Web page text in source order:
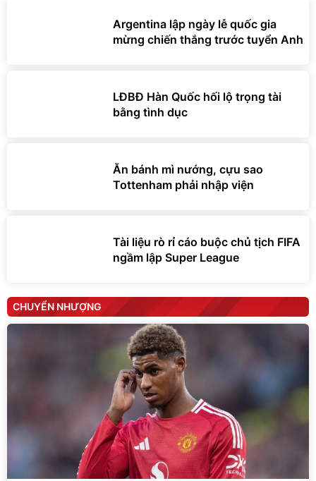
Argentina lập ngày lễ quốc gia
mừng chiến thắng trước tuyển Anh
LĐBĐ Hàn Quốc hối lộ trọng tài
bằng tình dục
Ăn bánh mì nướng, cựu sao
Tottenham phải nhập viện
Tài liệu rò rỉ cáo buộc chủ tịch FIFA
ngầm lập Super League
CHUYỂN NHƯỢNG